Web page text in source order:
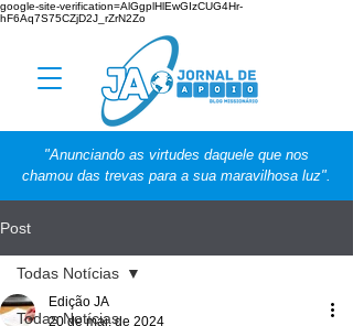
google-site-verification=AlGgplHlEwGIzCUG4Hr-
hF6Aq7S75CZjD2J_rZrN2Zo
"Anunciando as virtudes daquele que nos
chamou das trevas para a sua maravilhosa luz".
Post
Todas Notícias
Todas Notícias
Edição JA
20 de mai. de 2024